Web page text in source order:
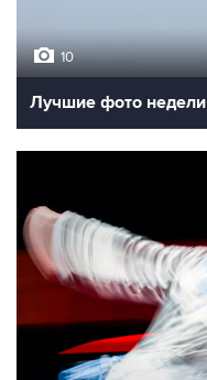
10
Лучшие фото недели